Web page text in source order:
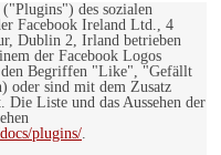
des sozialen
Facebook Ireland Ltd., 4
Dublin 2, Irland betrieben
der Facebook Logos
den Begriffen "Like", "Gefällt
oder sind mit dem Zusatz
Die Liste und das Aussehen der
plugins/.